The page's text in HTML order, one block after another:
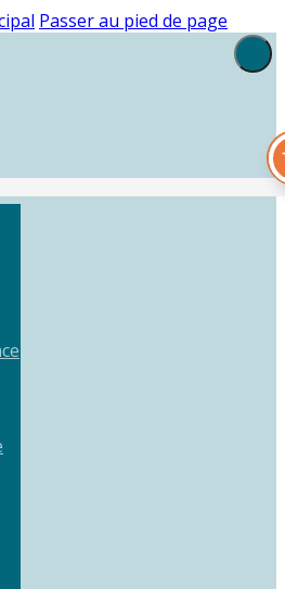
Passer au pied de page